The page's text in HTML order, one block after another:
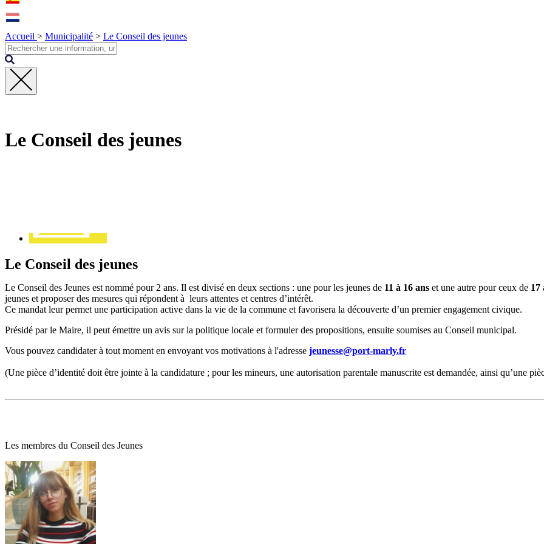
Accueil > Municipalité > Le Conseil des jeunes
Fermer
Le Conseil des jeunes
Le Conseil des jeunes
Le Conseil des Jeunes est nommé pour 2 ans. Il est divisé en deux sections : une pour les jeunes de 11 à 16 ans et une autre pour ceux de 17
jeunes et proposer des mesures qui répondent à leurs attentes et centres d’intérêt.
Ce mandat leur permet une participation active dans la vie de la commune et favorisera la découverte d’un premier engagement civique.
Présidé par le Maire, il peut émettre un avis sur la politique locale et formuler des propositions, ensuite soumises au Conseil municipal.
Vous pouvez candidater à tout moment en envoyant vos motivations à l'adresse jeunesse@port-marly.fr
(Une pièce d’identité doit être jointe à la candidature ; pour les mineurs, une autorisation parentale manuscrite est demandée, ainsi qu’une
Les membres du Conseil des Jeunes